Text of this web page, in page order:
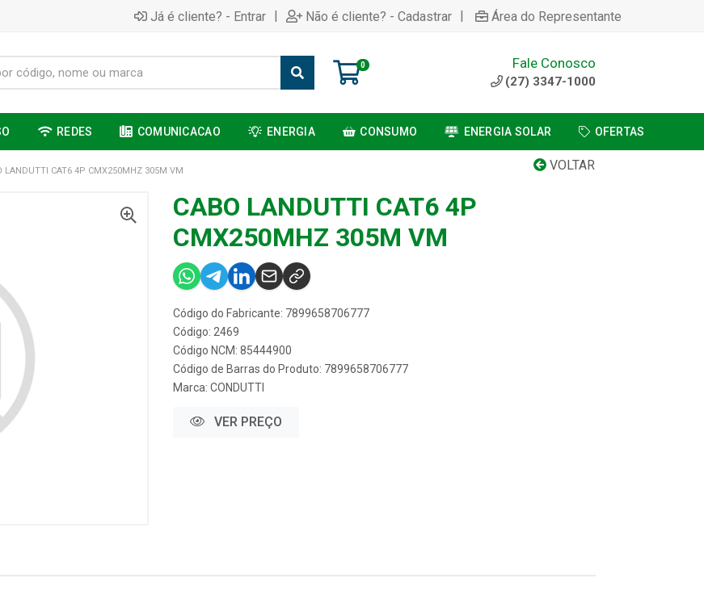
Já é cliente? - Entrar | Não é cliente? - Cadastrar | Área do Representante
0 Fale Conosco
(27) 3347-1000
REDES COMUNICACAO ENERGIA CONSUMO ENERGIA SOLAR OFERTAS
VOLTAR
LANDUTTI CAT6 4P CMX250MHZ 305M VM
CABO LANDUTTI CAT6 4P
CMX250MHZ 305M VM
Código do Fabricante: 7899658706777
Código: 2469
Código NCM: 85444900
Código de Barras do Produto: 7899658706777
Marca: CONDUTTI
VER PREÇO